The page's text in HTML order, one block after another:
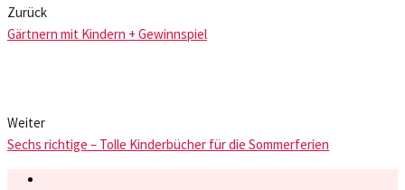
Zurück
Gärtnern mit Kindern + Gewinnspiel
Weiter
Sechs richtige – Tolle Kinderbücher für die Sommerferien